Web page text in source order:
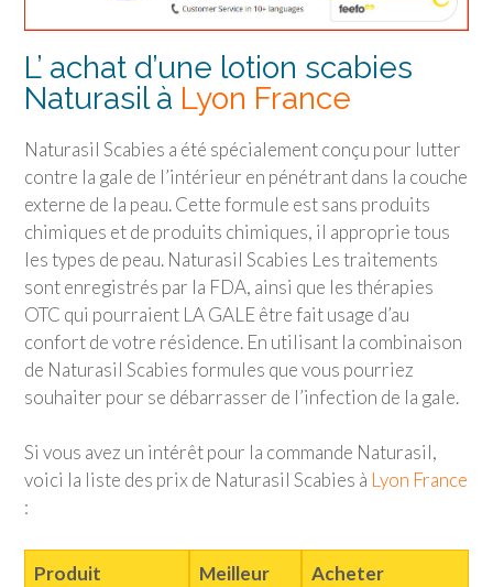
L’ achat d’une lotion scabies
Naturasil à Lyon France
Naturasil Scabies a été spécialement conçu pour lutter
contre la gale de l’intérieur en pénétrant dans la couche
externe de la peau. Cette formule est sans produits
chimiques et de produits chimiques, il approprie tous
les types de peau. Naturasil Scabies Les traitements
sont enregistrés par la FDA, ainsi que les thérapies
OTC qui pourraient LA GALE être fait usage d’au
confort de votre résidence. En utilisant la combinaison
de Naturasil Scabies formules que vous pourriez
souhaiter pour se débarrasser de l’infection de la gale.
Si vous avez un intérêt pour la commande Naturasil,
voici la liste des prix de Naturasil Scabies à Lyon France
:
Produit
Meilleur
Acheter